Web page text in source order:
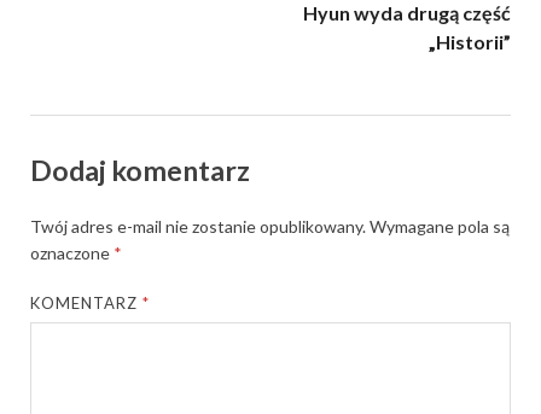
Hyun wyda drugą część
„Historii”
Dodaj komentarz
Twój adres e-mail nie zostanie opublikowany.Wymagane pola są
oznaczone *
KOMENTARZ*